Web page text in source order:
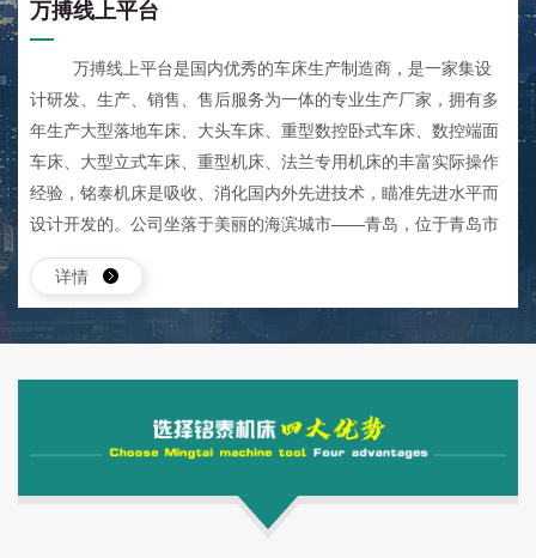
万搏线上平台
万搏线上平台是国内优秀的车床生产制造商，是一家集设
计研发、生产、销售、售后服务为一体的专业生产厂家，拥有多
年生产大型落地车床、大头车床、重型数控卧式车床、数控端面
车床、大型立式车床、重型机床、法兰专用机床的丰富实际操作
经验，铭泰机床是吸收、消化国内外先进技术，瞄准先进水平而
设计开发的。公司坐落于美丽的海滨城市——青岛，位于青岛市
城阳区流亭工业园，东依崂山风景名胜区，西距流亭国际机场2
公里，南邻青银高速,北临济青高速出口，地理环境优越、交通便
利。 主导产品有各种规格型号的大型连体、分体落地车床，重型
卧式车床，立式车床等专用车床，还可根据用户特殊要求进行非
标设备的设计生产。技术含量高，结构合理，钢性强，性能优
产的系列车床主要适用于风电机械、纺织机械、矿山机械、化工
兰、管件、阀门及盘状类、大直径工件的切削加工，能够车削各
种大型零件的内外圆柱面、圆锥面、端面及曲面圆弧等成型表
详情